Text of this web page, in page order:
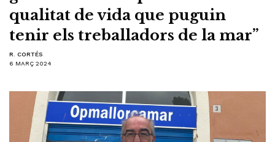
qualitat de vida que puguin
tenir els treballadors de la mar”
R. CORTÉS
6 MARÇ 2024